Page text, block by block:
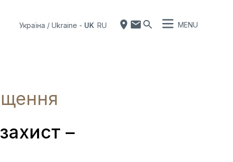
Україна / Ukraine - UK RU MENU
–